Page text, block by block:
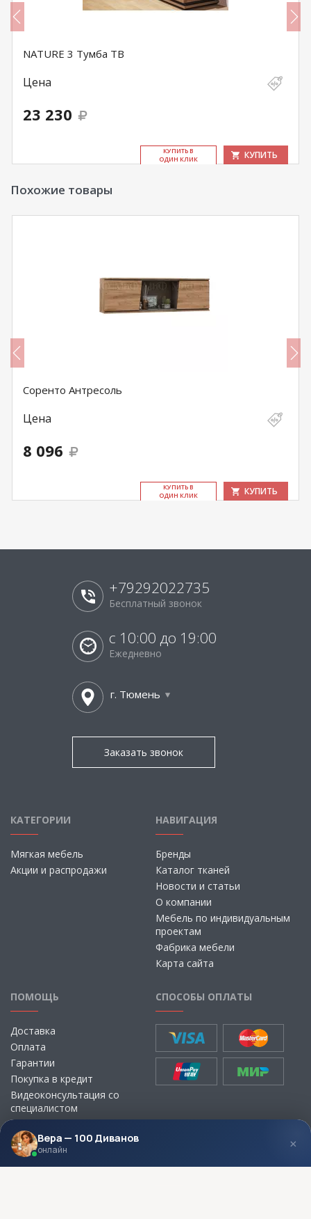
NATURE 3 Тумба ТВ
Цена
23 230
КУ­ПИТЬ В
ОДИН КЛИК
КУПИТЬ
Похожие товары
Соренто Антресоль
Цена
8 096
КУ­ПИТЬ В
ОДИН КЛИК
КУПИТЬ
+79292022735
Бесплатный звонок
с 10:00 до 19:00
Ежедневно
г. Тюмень
Заказать звонок
КАТЕГОРИИ
Мягкая мебель
Акции и распродажи
НАВИГАЦИЯ
Бренды
Каталог тканей
Новости и статьи
О компании
Мебель по индивидуальным
проектам
Фабрика мебели
Карта сайта
ПОМОЩЬ
Доставка
Оплата
Гарантии
Покупка в кредит
Видеоконсультация со
специалистом
Выбор ткани для мебели без
визита в магазин
СПОСОБЫ ОПЛАТЫ
МЫ В СОЦСЕТЯХ КОНТАКТЫ
Вера — 100 Диванов
онлайн ×